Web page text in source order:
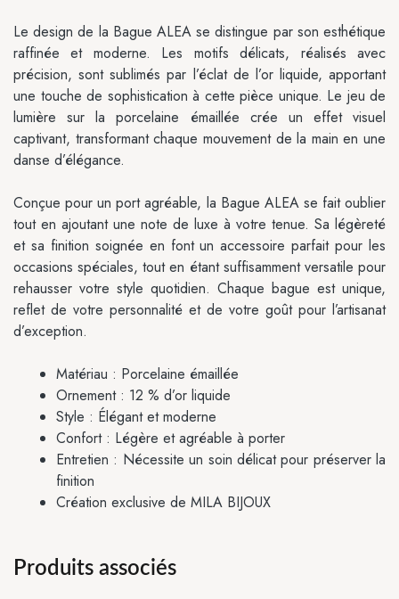
Le design de la Bague ALEA se distingue par son esthétique
raffinée et moderne. Les motifs délicats, réalisés avec
précision, sont sublimés par l’éclat de l’or liquide, apportant
une touche de sophistication à cette pièce unique. Le jeu de
lumière sur la porcelaine émaillée crée un effet visuel
captivant, transformant chaque mouvement de la main en une
danse d’élégance.
Conçue pour un port agréable, la Bague ALEA se fait oublier
tout en ajoutant une note de luxe à votre tenue. Sa légèreté
et sa finition soignée en font un accessoire parfait pour les
occasions spéciales, tout en étant suffisamment versatile pour
rehausser votre style quotidien. Chaque bague est unique,
reflet de votre personnalité et de votre goût pour l’artisanat
d’exception.
Matériau : Porcelaine émaillée
Ornement : 12 % d’or liquide
Style : Élégant et moderne
Confort : Légère et agréable à porter
Entretien : Nécessite un soin délicat pour préserver la
finition
Création exclusive de MILA BIJOUX
Produits associés